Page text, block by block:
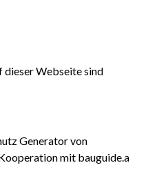
dieser Webseite sind
Generator von
mit bauguide.a